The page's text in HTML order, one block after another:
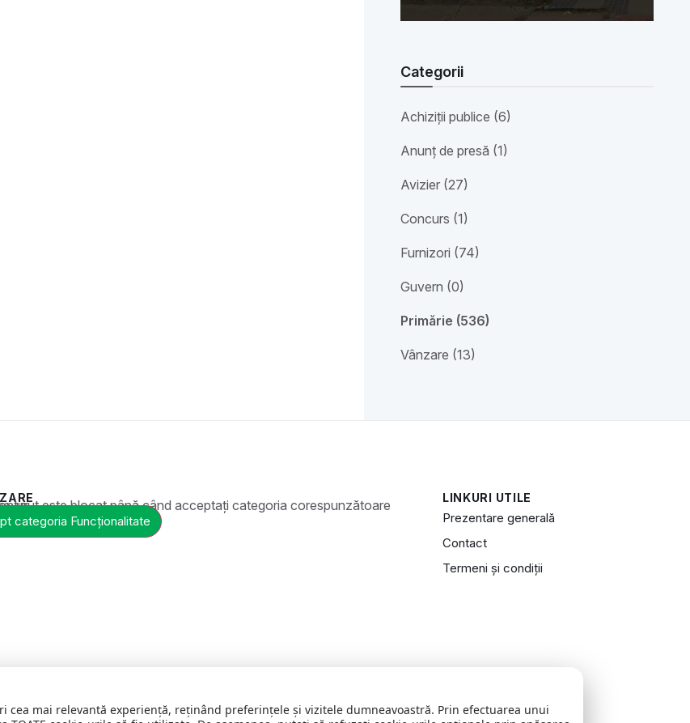
Categorii
Achiziții publice (6)
Anunț de presă (1)
Avizier (27)
Concurs (1)
Furnizori (74)
Guvern (0)
Primărie (536)
Vânzare (13)
corespunzătoare de cookie-uri.
categoria Funcționalitate
LINKURI UTILE
Prezentare generală
Contact
Termeni și condiții
cea mai relevantă experiență, reținând preferințele și vizitele dumneavoastră. Prin efectuarea unui